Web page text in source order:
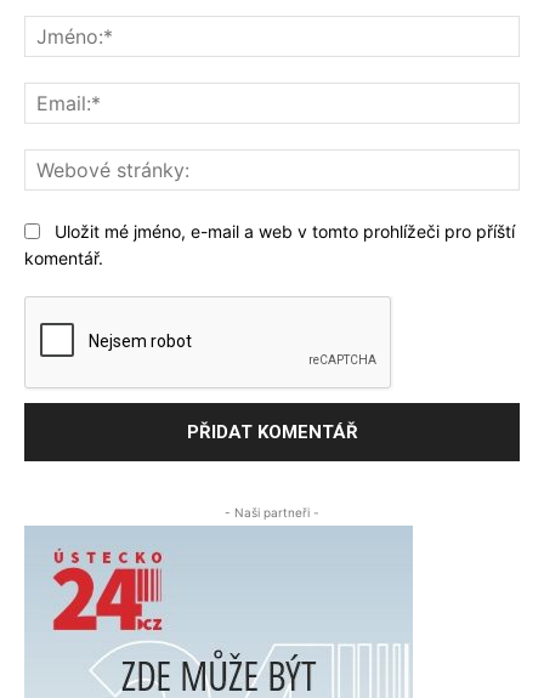
Uložit mé jméno, e-mail a web v tomto prohlížeči pro příští
komentář.
- Naši partneři -